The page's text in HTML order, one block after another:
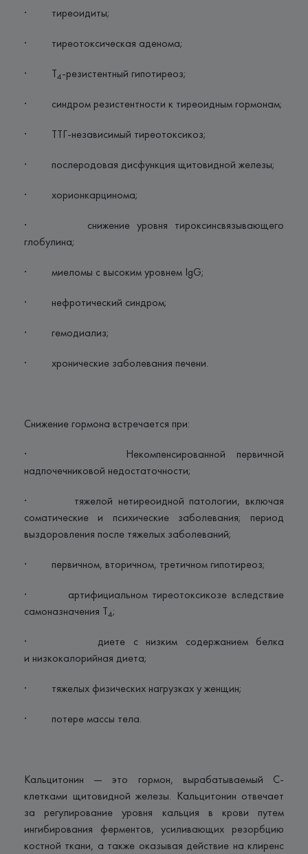
· тиреоидиты;
· тиреотоксическая аденома;
· Т4-резистентный гипотиреоз;
· синдром резистентности к тиреоидным гормонам;
· ТТГ-независимый тиреотоксикоз;
· послеродовая дисфункция щитовидной железы;
· хорионкарцинома;
· снижение уровня тироксинсвязывающего
глобулина;
· миеломы с высоким уровнем IgG;
· нефротический синдром;
· гемодиализ;
· хронические заболевания печени.
Снижение гормона встречается при:
· Некомпенсированной первичной
надпочечниковой недостаточности;
· тяжелой нетиреоидной патологии, включая
соматические и психические заболевания; период
выздоровления после тяжелых заболеваний;
· первичном, вторичном, третичном гипотиреоз;
· артифициальном тиреотоксикозе вследствие
самоназначения Т4;
· диете с низким содержанием белка
и низкокалорийная диета;
· тяжелых физических нагрузках у женщин;
· потере массы тела.
Кальцитонин — это гормон, вырабатываемый С-
клетками щитовидной железы. Кальцитонин отвечает
за регулирование уровня кальция в крови путем
ингибирования ферментов, усиливающих резорбцию
костной ткани, а также оказывая действие на клиренс